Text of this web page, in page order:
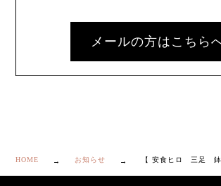
メールの方はこちら
HOME お知らせ